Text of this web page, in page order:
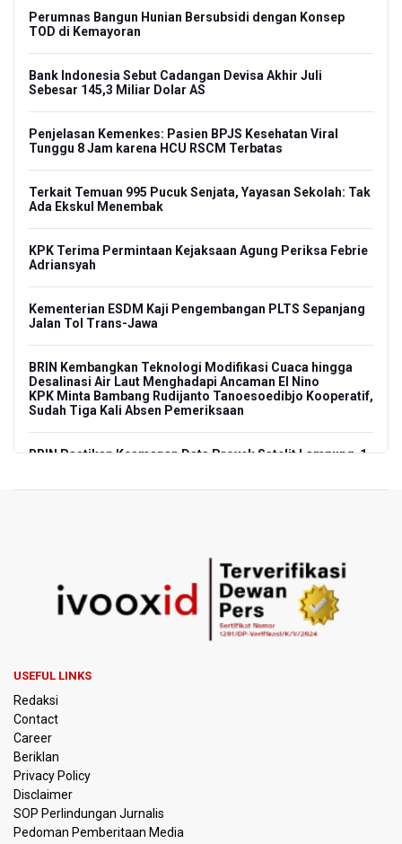
Perumnas Bangun Hunian Bersubsidi dengan Konsep
TOD di Kemayoran
Bank Indonesia Sebut Cadangan Devisa Akhir Juli
Sebesar 145,3 Miliar Dolar AS
Penjelasan Kemenkes: Pasien BPJS Kesehatan Viral
Tunggu 8 Jam karena HCU RSCM Terbatas
Terkait Temuan 995 Pucuk Senjata, Yayasan Sekolah: Tak
Ada Ekskul Menembak
KPK Terima Permintaan Kejaksaan Agung Periksa Febrie
Adriansyah
Kementerian ESDM Kaji Pengembangan PLTS Sepanjang
Jalan Tol Trans-Jawa
BRIN Kembangkan Teknologi Modifikasi Cuaca hingga
Desalinasi Air Laut Menghadapi Ancaman El Nino
KPK Minta Bambang Rudijanto Tanoesoedibjo Kooperatif,
Sudah Tiga Kali Absen Pemeriksaan
BRIN Pastikan Keamanan Data Proyek Satelit Lampung-1
Kuasa Hukum Klaim 995 Airsoft Gun di Sekolah Swasta
Jaksel Berizin, Bantah Kepemilikan Senjata Api dan
Narkoba
Menperin Sebut Insentif Kendaraan Listrik untuk Produk
Lawan Persib Bandung
Dari Literasi Teks ke Literasi Multimodal
Kemenag Terbitkan 40 Buku Digital Pendidikan Agama
USEFUL LINKS
Redaksi
Contact
Career
Beriklan
Privacy Policy
Disclaimer
SOP Perlindungan Jurnalis
Pedoman Pemberitaan Media